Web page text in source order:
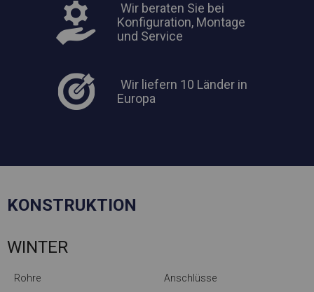
Wir beraten Sie bei
Konfiguration, Montage
und Service
Wir liefern 10 Länder in
Europa
KONSTRUKTION
WINTER
Rohre Anschlüsse